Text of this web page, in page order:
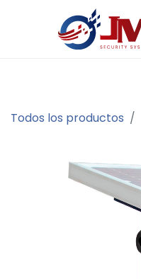
Todos los productos